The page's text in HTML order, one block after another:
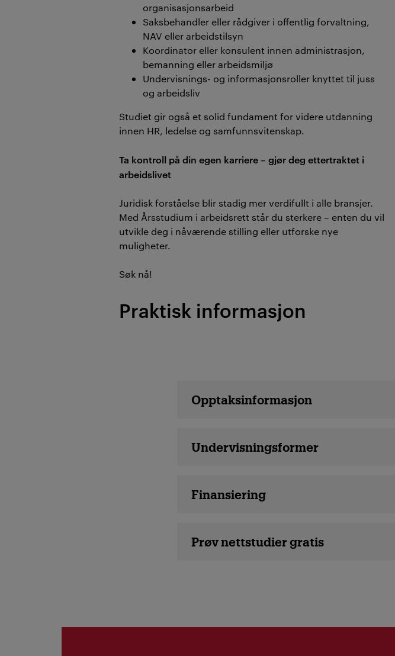
organisasjonsarbeid
Saksbehandler eller rådgiver i offentlig forvaltning,
NAV eller arbeidstilsyn
Koordinator eller konsulent innen administrasjon,
bemanning eller arbeidsmiljø
Undervisnings- og informasjonsroller knyttet til juss
og arbeidsliv
Studiet gir også et solid fundament for videre utdanning
innen HR, ledelse og samfunnsvitenskap.
Ta kontroll på din egen karriere – gjør deg ettertraktet i
arbeidslivet
Juridisk forståelse blir stadig mer verdifullt i alle bransjer.
Med Årsstudium i arbeidsrett står du sterkere – enten du vil
utvikle deg i nåværende stilling eller utforske nye
muligheter.
Søk nå!
Praktisk informasjon
Opptaksinformasjon
Undervisningsformer
Finansiering
Prøv nettstudier gratis